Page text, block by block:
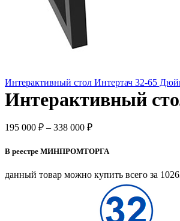
Интерактивный стол Интертач 32-65
Интерактивный
195 000 ₽ – 338 000 ₽
В реестре МИНПРОМТОРГА
данный товар можно купить всего за